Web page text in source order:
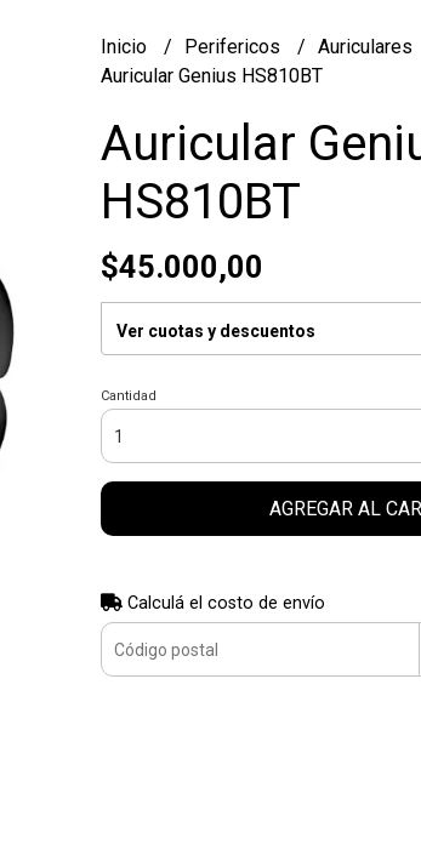
Inicio Perifericos
Auriculares
Auricular Genius HS810BT
Auricular
HS810BT
$45.000,00
Ver cuotas y descuentos
Cantidad
AGREGAR AL
Calculá el costo de envío